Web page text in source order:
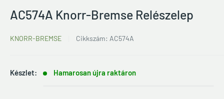
AC574A Knorr-Bremse Relészelep
KNORR-BREMSE Cikkszám: AC574A
Készlet: Hamarosan újra raktáron